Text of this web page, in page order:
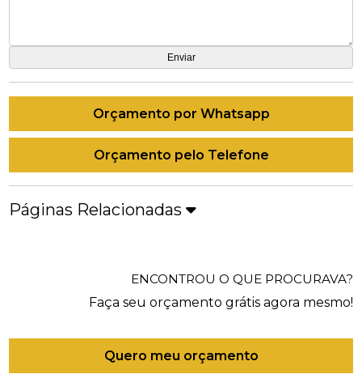
Orçamento por Whatsapp
Orçamento pelo Telefone
Páginas Relacionadas
ENCONTROU O QUE PROCURAVA?
Faça seu orçamento grátis agora mesmo!
Quero meu orçamento